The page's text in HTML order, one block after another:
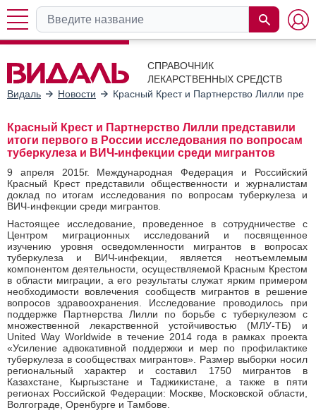
СПРАВОЧНИК
ЛЕКАРСТВЕННЫХ СРЕДСТВ
Видаль
Новости Красный Крест и Партнерство Лилли
Красный Крест и Партнерство Лилли представили
итоги первого в России исследования по вопросам
туберкулеза и ВИЧ-инфекции среди мигрантов
9 апреля 2015г. Международная Федерация и Российский
Красный Крест представили общественности и журналистам
доклад по итогам исследования по вопросам туберкулеза и
ВИЧ-инфекции среди мигрантов.
Настоящее исследование, проведенное в сотрудничестве с
Центром миграционных исследований и посвященное
изучению уровня осведомленности мигрантов в вопросах
туберкулеза и ВИЧ-инфекции, является неотъемлемым
компонентом деятельности, осуществляемой Красным Крестом
в области миграции, а его результаты служат ярким примером
необходимости вовлечения сообществ мигрантов в решение
вопросов здравоохранения. Исследование проводилось при
поддержке Партнерства Лилли по борьбе с туберкулезом с
множественной лекарственной устойчивостью (МЛУ-ТБ) и
United Way Worldwide в течение 2014 года в рамках проекта
«Усиление адвокативной поддержки и мер по профилактике
туберкулеза в сообществах мигрантов». Размер выборки носил
региональный характер и составил 1750 мигрантов в
Казахстане, Кыргызстане и Таджикистане, а также в пяти
регионах Российской Федерации: Москве, Московской области,
Волгограде, Оренбурге и Тамбове.